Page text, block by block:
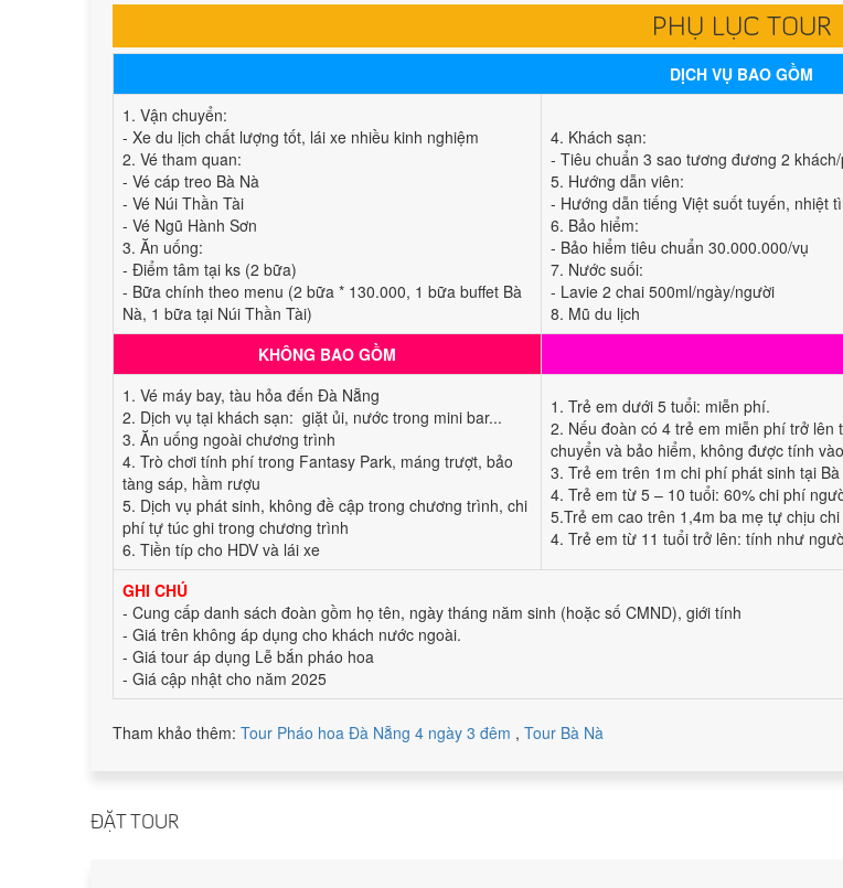
PHỤ LỤC TOUR
DỊCH VỤ BAO GỒM
1. Vận chuyển:
- Xe du lịch chất lượng tốt, lái xe nhiều kinh nghiệm
2. Vé tham quan:
- Vé cáp treo Bà Nà
- Vé Núi Thần Tài
- Vé Ngũ Hành Sơn
3. Ăn uống:
- Điểm tâm tại ks (2 bữa)
- Bữa chính theo menu (2 bữa * 130.000, 1 bữa buffet Bà
Nà, 1 bữa tại Núi Thần Tài)
4. Khách sạn:
- Tiêu chuẩn 3 sao tương đương 2
5. Hướng dẫn viên:
- Hướng dẫn tiếng Việt suốt tuyến, nhiệt
6. Bảo hiểm:
- Bảo hiểm tiêu chuẩn 30.000.000/vụ
7. Nước suối:
- Lavie 2 chai 500ml/ngày/người
8. Mũ du lịch
KHÔNG BAO GỒM
1. Vé máy bay, tàu hỏa đến Đà Nẵng
2. Dịch vụ tại khách sạn: giặt ủi, nước trong mini bar...
3. Ăn uống ngoài chương trình
4. Trò chơi tính phí trong Fantasy Park, máng trượt, bảo
tàng sáp, hầm rượu
5. Dịch vụ phát sinh, không đề cập trong chương trình, chi
phí tự túc ghi trong chương trình
6. Tiền típ cho HDV và lái xe
1. Trẻ em dưới 5 tuổi: miễn phí.
2. Nếu đoàn có 4 trẻ em miễn phí trở
chuyển và bảo hiểm, không được tính
3. Trẻ em trên 1m chi phí phát sinh tại
4. Trẻ em từ 5 – 10 tuổi: 60% chi phí
5.Trẻ em cao trên 1,4m ba mẹ tự chịu
4. Trẻ em từ 11 tuổi trở lên: tính như
GHI CHÚ
- Cung cấp danh sách đoàn gồm họ tên, ngày tháng năm sinh (hoặc số CMND), giới tính
- Giá trên không áp dụng cho khách nước ngoài.
- Giá tour áp dụng Lễ bắn pháo hoa
- Giá cập nhật cho năm 2025
Tham khảo thêm: Tour Pháo hoa Đà Nẵng 4 ngày 3 đêm , Tour Bà Nà
ĐẶT TOUR